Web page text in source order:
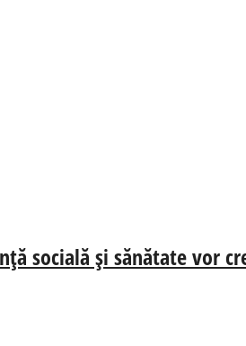
socială și sănătate vor